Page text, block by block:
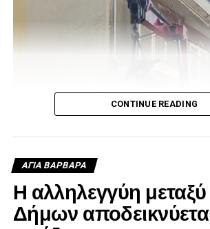
CONTINUE READING
ΑΓΙΑ ΒΑΡΒΑΡΑ
Η αλληλεγγύη
Δήμων